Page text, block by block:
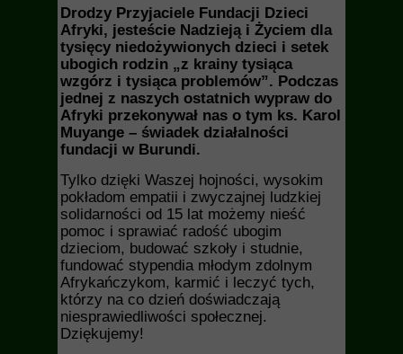
Drodzy Przyjaciele Fundacji Dzieci
Afryki, jesteście Nadzieją i Życiem dla
tysięcy niedożywionych dzieci i setek
ubogich rodzin „z krainy tysiąca
wzgórz i tysiąca problemów”. Podczas
jednej z naszych ostatnich wypraw do
Afryki przekonywał nas o tym ks. Karol
Muyange – świadek działalności
fundacji w Burundi.
Tylko dzięki Waszej hojności, wysokim
pokładom empatii i zwyczajnej ludzkiej
solidarności od 15 lat możemy nieść
pomoc i sprawiać radość ubogim
dzieciom, budować szkoły i studnie,
fundować stypendia młodym zdolnym
Afrykańczykom, karmić i leczyć tych,
którzy na co dzień doświadczają
niesprawiedliwości społecznej.
Dziękujemy!